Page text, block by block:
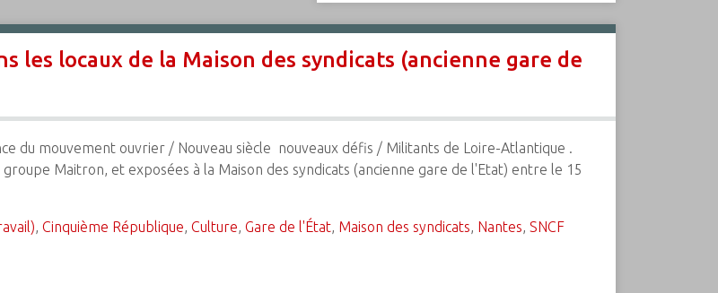
les locaux de la Maison des syndicats (ancienne gare de
du mouvement ouvrier / Nouveau siècle  nouveaux défis / Militants de Loire-Atlantique .
groupe Maitron, et exposées à la Maison des syndicats (ancienne gare de l'Etat) entre le 15
, Cinquième République, Culture, Gare de l'État, Maison des syndicats, Nantes, SNCF